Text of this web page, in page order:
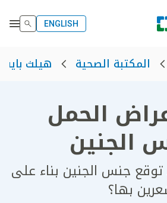
ENGLISH
المكتبة الصحية هيلث بايت
الحمل
الجنين
جنس الجنين بناء على
بها؟